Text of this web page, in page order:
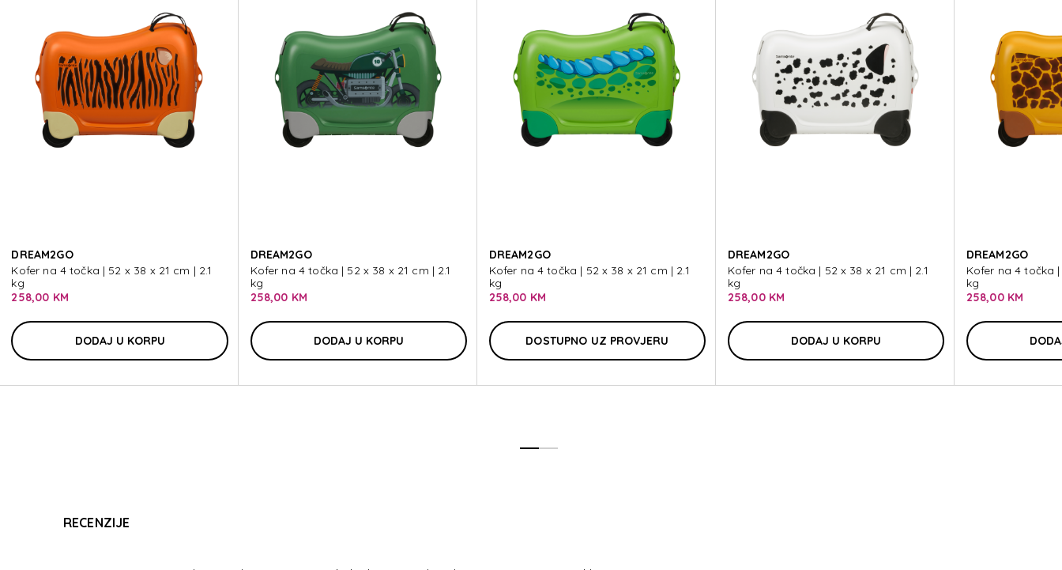
DREAM2GO DISNEY
DREAM2GO DISNEY
DREAM2GO DISNEY
DREAM2GO
Kofer na 4 točka | 52 x 38 x 21 cm | 2.1
kg
258,00 KM
DODAJ U KORPU
DREAM2GO
Kofer na 4 točka | 52 x 38 x 21 cm | 2.1
kg
258,00 KM
DODAJ U KORPU
DREAM2GO
Kofer na 4 točka | 52 x 38 x 21 cm | 2.1
kg
258,00 KM
DOSTUPNO UZ PROVJERU
DREAM2GO
Kofer na 4 točka | 52 x 38 x 21 cm | 2.1
kg
258,00 KM
DODAJ U KORPU
DREAM2GO
Kofer na 4 točka |
kg
258,00 KM
RECENZIJE